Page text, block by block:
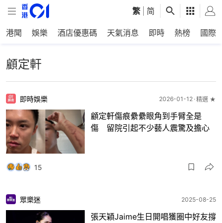
繁 简
港聞 娛樂 酒店優惠碼 天氣消息 即時 熱榜 國際
顧定軒
即時娛樂 2026-01-12 精選 ★
顧定軒傷痕纍纍眼角到手臂全是
傷 留院引起不少藝人震驚及擔心
15
眾樂迷 2025-08-25
張天穎Jaime生日開唱獲圈中好友撐